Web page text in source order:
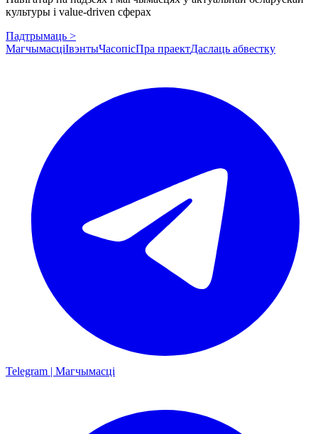
культуры і value-driven сферах
Падтрымаць >
МагчымасціІвэнтыЧасопісПра праектДаслаць абвестку
Telegram | Магчымасці